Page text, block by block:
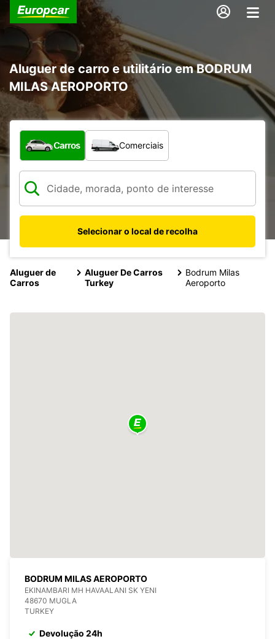
Aluguer de carro e utilitário em BODRUM
MILAS AEROPORTO
Que tipo de veículo pretende?
Carros Comerciais
Selecionar o local de recolha
Aluguer de
Carros
Aluguer De Carros
Turkey
Bodrum Milas
Aeroporto
BODRUM MILAS AEROPORTO
EKINAMBARI MH HAVAALANI SK YENI
48670 MUGLA
TURKEY
Devolução 24h